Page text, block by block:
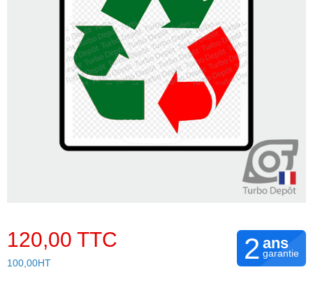
120,00 TTC
100,00HT 2 ans
garantie